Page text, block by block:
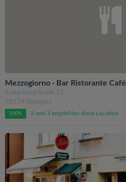
Mezzogiorno · Bar Ristorante Café
Kriegsbergstraße 55
70174 Stuttgart
100% 3 von 3 empfehlen diese Location